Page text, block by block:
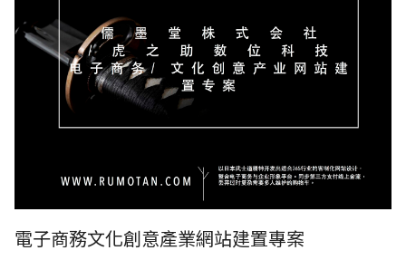
電子商務文化創意產業網站建置專案